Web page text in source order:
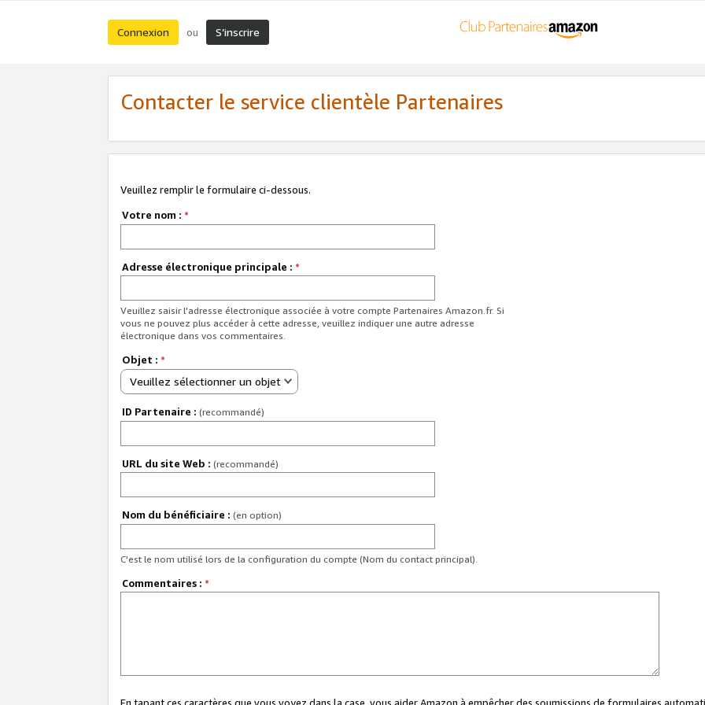
Connexion ou S’inscrire
Contacter le service clientèle Partenaires
Veuillez remplir le formulaire ci-dessous.
Votre nom : *
Adresse électronique principale : *
Veuillez saisir l'adresse électronique associée à votre compte Partenaires Amazon.fr. Si
vous ne pouvez plus accéder à cette adresse, veuillez indiquer une autre adresse
électronique dans vos commentaires.
Objet : *
Veuillez sélectionner un objet
ID Partenaire : (recommandé)
URL du site Web : (recommandé)
Nom du bénéficiaire : (en option)
C'est le nom utilisé lors de la configuration du compte (Nom du contact principal).
Commentaires : *